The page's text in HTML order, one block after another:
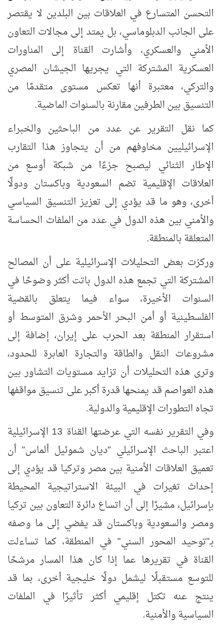
التحسن المتسارع في العلاقات بين البلدين لا يقتصر
على الجانب الدبلوماسي، بل يمتد إلى مجالات التعاون
الأمني والعسكري، وأشارت القناة إلى المناورات
العسكرية المشتركة التي يجريها الجيشان المصري
والتركي، معتبرة أنها تعكس مستوى متقدمًا من
التنسيق بين الطرفين مقارنة بالسنوات الماضية.
كما نقل التقرير عن عدد من الباحثين والخبراء
الإسرائيليين مخاوفهم من أن يتجاوز هذا التقارب
الإطار الثنائي ليصبح جزءًا من شبكة أوسع من
العلاقات الإقليمية تضم السعودية وباكستان ودولًا
أخرى، وهو ما قد يؤدي إلى تعزيز التنسيق السياسي
والأمني بين هذه الدول في عدد من الملفات الحساسة
المتعلقة بالمنطقة.
وركزت بعض التحليلات الإسرائيلية على أن المصالح
المشتركة التي تجمع هذه الدول باتت أكثر وضوحًا في
السنوات الأخيرة، سواء فيما يتعلق بالقضية
الفلسطينية أو أمن البحر الأحمر وشرق المتوسط أو
استقرار المنطقة بعد الحرب على إيران، إضافة إلى
مشروعات النقل والطاقة والتجارة العابرة للحدود،
وترى هذه التحليلات أن تزايد مستويات التشاور بين
هذه العواصم قد يمنحها قدرة أكبر على تنسيق مواقفها
تجاه التطورات الإقليمية والدولية.
وفي التقرير نفسه التي عرضتها القناة 13 الإسرائيلية
اعتبر الباحث الإسرائيلي "ديان شموئيل ألماس" أن
تعميق العلاقات الأمنية بين مصر وتركيا قد يؤدي إلى
إحداث تغيرات في البيئة الاستراتيجية المحيطة
بإسرائيل، مشيرًا إلى أن اتساع دائرة التعاون بين تركيا
ومصر والسعودية وباكستان قد يفضي إلى ما وصفه
بـ"توحيد المحور السني" في المنطقة، كما تساءلت
القناة في تقريرها عما إذا كان هذا المسار مرشحًا
للتوسع مستقبلًا ليشمل دولًا خليجية أخرى، بما قد
ينتج عنه تكتل إقليمي أكثر تأثيرًا في الملفات
السياسية والأمنية.